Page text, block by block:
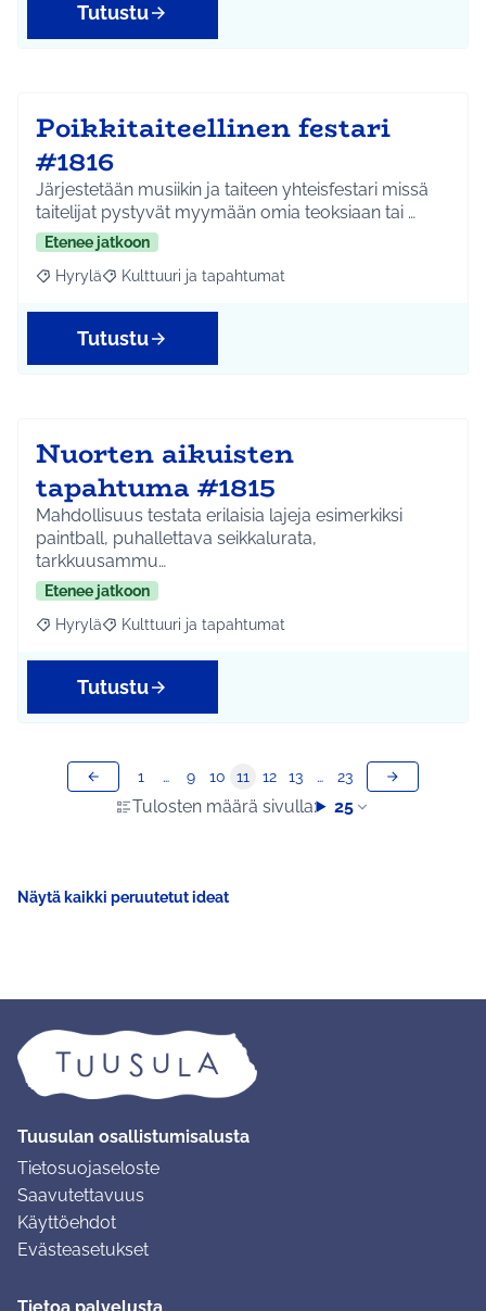
Tutustu
Poikkitaiteellinen festari
#1816
Järjestetään musiikin ja taiteen yhteisfestari missä
taitelijat pystyvät myymään omia teoksiaan tai …
Etenee jatkoon
Rajaa tulokset aihepiirin mukaan: Hyrylä
Hyrylä Rajaa tulokset teeman mukaan: Kulttuuri ja
Kulttuuri ja tapahtumat
Tutustu
Nuorten aikuisten
tapahtuma #1815
Mahdollisuus testata erilaisia lajeja esimerkiksi
paintball, puhallettava seikkalurata,
tarkkuusammu…
Etenee jatkoon
Rajaa tulokset aihepiirin mukaan: Hyrylä
Hyrylä Rajaa tulokset teeman mukaan: Kulttuuri ja
Kulttuuri ja tapahtumat
Tutustu
Tulosten määrä sivulla: 25
1 … 9 10 11 12 13 … 23
Näytä kaikki peruutetut ideat
Tuusulan osallistumisalusta
Tietosuojaseloste
Saavutettavuus
Käyttöehdot
Evästeasetukset